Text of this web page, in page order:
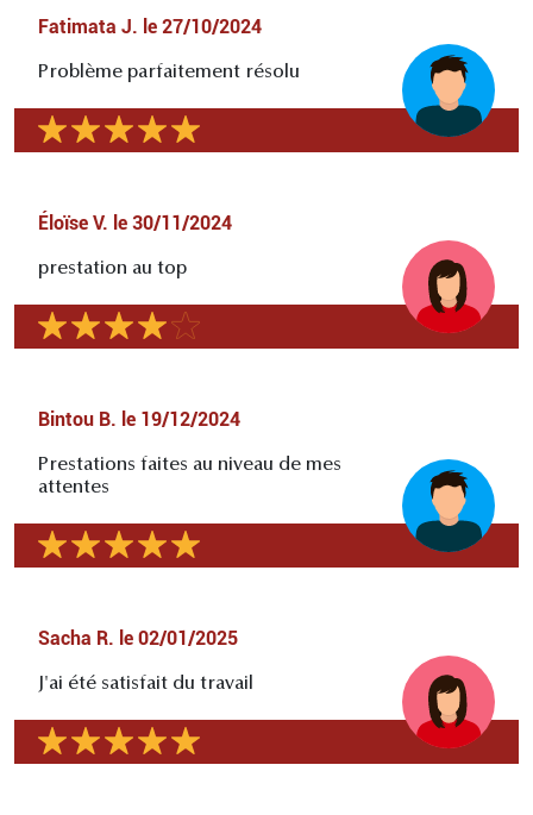
Fatimata J. le 27/10/2024
Problème parfaitement résolu
Éloïse V. le 30/11/2024
prestation au top
Bintou B. le 19/12/2024
Prestations faites au niveau de mes
attentes
Sacha R. le 02/01/2025
J'ai été satisfait du travail